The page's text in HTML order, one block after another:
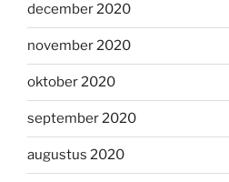
december 2020
november 2020
oktober 2020
september 2020
augustus 2020